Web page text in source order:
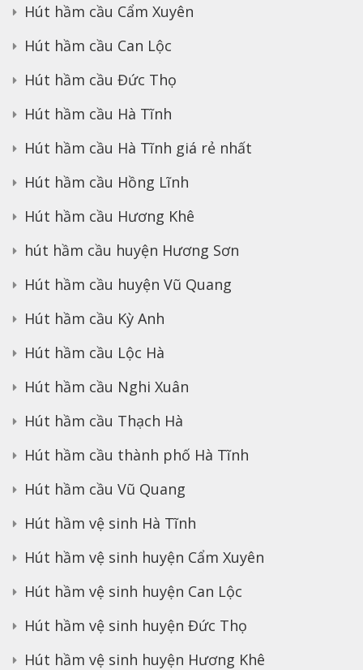
Hút hầm cầu Cẩm Xuyên
Hút hầm cầu Can Lộc
Hút hầm cầu Đức Thọ
Hút hầm cầu Hà Tĩnh
Hút hầm cầu Hà Tĩnh giá rẻ nhất
Hút hầm cầu Hồng Lĩnh
Hút hầm cầu Hương Khê
hút hầm cầu huyện Hương Sơn
Hút hầm cầu huyện Vũ Quang
Hút hầm cầu Kỳ Anh
Hút hầm cầu Lộc Hà
Hút hầm cầu Nghi Xuân
Hút hầm cầu Thạch Hà
Hút hầm cầu thành phố Hà Tĩnh
Hút hầm cầu Vũ Quang
Hút hầm vệ sinh Hà Tĩnh
Hút hầm vệ sinh huyện Cẩm Xuyên
Hút hầm vệ sinh huyện Can Lộc
Hút hầm vệ sinh huyện Đức Thọ
Hút hầm vệ sinh huyện Hương Khê